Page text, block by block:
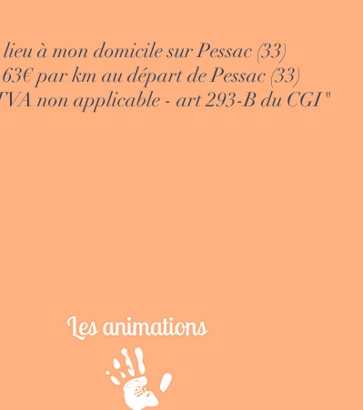
à mon domicile sur Pessac (33)
par km au départ de Pessac (33)
non applicable - art 293-B du CGI"